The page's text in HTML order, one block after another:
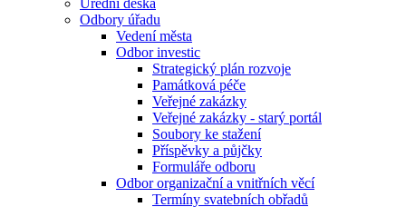
Úřední deska
Odbory úřadu
Vedení města
Odbor investic
Strategický plán rozvoje
Památková péče
Veřejné zakázky
Veřejné zakázky - starý portál
Soubory ke stažení
Příspěvky a půjčky
Formuláře odboru
Odbor organizační a vnitřních věcí
Termíny svatebních obřadů